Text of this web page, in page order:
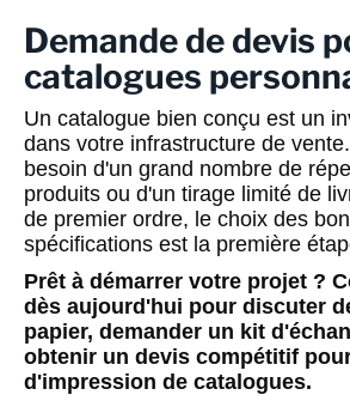
Demande de devis
catalogues
Un catalogue bien conçu est un
dans votre infrastructure de
besoin d'un grand nombre de
produits ou d'un tirage limité de
de premier ordre, le choix des
spécifications est la première
Prêt à démarrer votre projet ?
dès aujourd'hui pour discuter
papier, demander un kit
obtenir un devis compétitif
d'impression de catalogues.